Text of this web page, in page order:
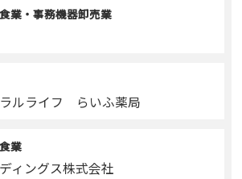
業・事務機器卸売業
ルライフ らいふ薬局
業
ィングス株式会社